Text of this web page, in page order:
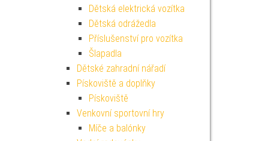
Dětská elektrická vozítka
Dětská odrážedla
Příslušenství pro vozítka
Šlapadla
Dětské zahradní nářadí
Pískoviště a doplňky
Pískoviště
Venkovní sportovní hry
Míče a balónky